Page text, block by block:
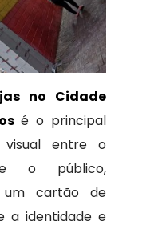
no Cidade
é o principal
entre o
e o público,
um cartão de
a identidade e